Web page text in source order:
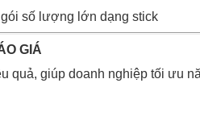
số lượng lớn dạng stick
GIÁ
quả, giúp doanh nghiệp tối ưu